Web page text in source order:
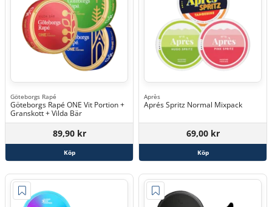
Göteborgs Rapé
Göteborgs Rapé ONE Vit Portion +
Granskott + Vilda Bär
89,90 kr
Köp
Après
Aprés Spritz Normal Mixpack
69,00 kr
Köp